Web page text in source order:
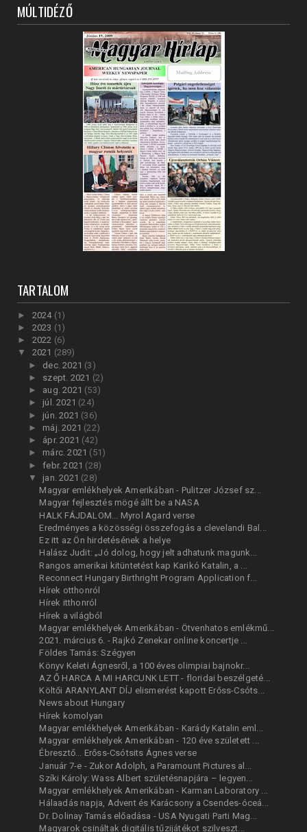
MÚLTIDÉZŐ
TARTALOM
► 2024 (1)
► 2023 (1)
► 2022 (6)
▼ 2021 (289)
► dec. 2021 (3)
► szept. 2021 (2)
► aug. 2021 (53)
► júl. 2021 (24)
► jún. 2021 (36)
► máj. 2021 (22)
► ápr. 2021 (42)
► márc. 2021 (51)
►febr. 2021 (28)
▼ jan. 2021 (28)
Magyar emlékhelyek Amerikában - Pulitzer József sz...
Magyar fejlesztés mögé állt be a NASA
HALK FÁJDALOM... Myrol Agard verse
Eredményes a közösségi összefogás a clevelandi Bal...
Ez itt az Ön hirdetésének a helye
Halász Judit: „Jó dolog, hogy jelt adhatunk magunk...
Rangos amerikai kitüntetést kap Karikó Katalin, a ...
Reconnect Hungary Birthright Program Application f...
Hírek otthonról
Hírek itthonról
Hírek a világból
Magyar emlékhelyek Amerikában - Ötvenhatos emlékmű...
2021. március 6. - Rajkó Zenekar online koncertje ...
Földes Tamás: Szégyen
Könyv Keleti Ágnesről, a 100 éves olimpiai bajnokr...
AZ Ő HARCA A MI HARCUNK LETT - floridai beszélgeté...
Költői ARANYLANT DÍJ elismerést kapott Erőss-Csóts...
News about Hungary
Hírek komolyan
Magyar emlékhelyek Amerikában - Karády Katalin eml...
Magyar emlékhelyek Amerikában - 120 éve született ...
Ébresztő... Erőss-Csótsits Ágnes verse
Január 7-e - Zukor Adolph, a Paramount Pictures al...
Szíki Károly: Wass Albert születésnapjára – legyen...
Magyar emlékhelyek Amerikában - Karman Laboratory ...
Hálaadás napja, Advent és Karácsony a Csendes-óceá...
Dr. Dolinay Tamás előadása - USA Nyugati Parti Mag...
Magyarok csináltak digitális tűzijátékot szilveszt...